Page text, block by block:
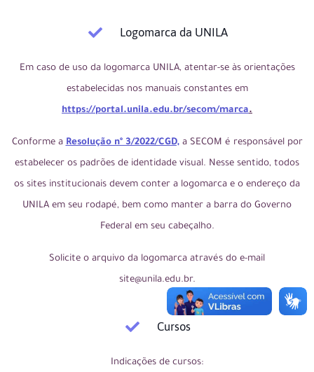
Logomarca da UNILA
Em caso de uso da logomarca UNILA, atentar-se às orientações
estabelecidas nos manuais constantes em
https://portal.unila.edu.br/secom/marca.
Conforme aResolução nº 3/2022/CGD,a SECOM é responsável por
estabelecer os padrões de identidade visual. Nesse sentido, todos
os sites institucionais devem conter a logomarca e o endereço da
UNILA em seu rodapé, bem como manter a barra do Governo
Federal em seu cabeçalho.
Solicite o arquivo da logomarca através do e-mail
site@unila.edu.br.
Cursos
Indicações de cursos: